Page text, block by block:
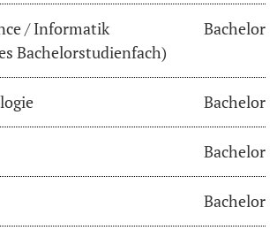
Week
/ Informatik
Bachelorstudienfach)
Bachelor
Bachelor
Bachelor
Bachelor